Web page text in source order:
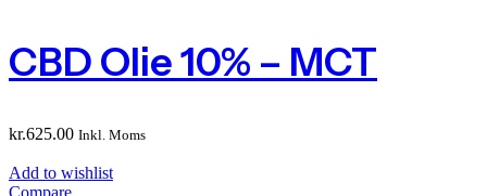
CBD Olie 10% – MCT
kr.625.00 Inkl. Moms
Add to wishlist
Compare